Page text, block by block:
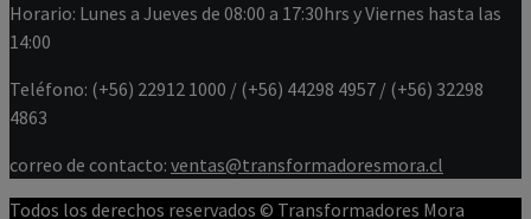
Horario: Lunes a Jueves de 08:00 a 17:30hrs y Viernes hasta las
14:00
Teléfono: (+56) 22912 1000 / (+56) 44298 4957 / (+56) 32298
4863
correo de contacto: ventas@transformadoresmora.cl
Todos los derechos reservados © Transformadores Mora